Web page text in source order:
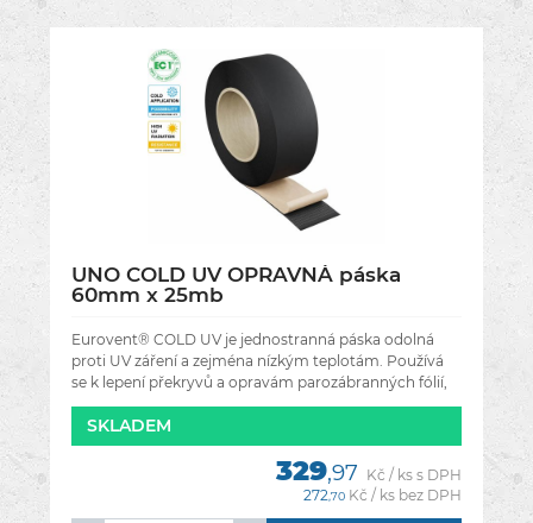
UNO COLD UV OPRAVNÁ páska
60mm x 25mb
Eurovent® COLD UV je jednostranná páska odolná
proti UV záření a zejména nízkým teplotám. Používá
se k lepení překryvů a opravám parozábranných fólií,
stejně jako tak i k
SKLADEM
329,97 Kč / ks s DPH
272,70 Kč / ks bez DPH